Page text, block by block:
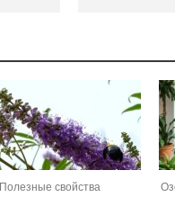
Полезные свойства